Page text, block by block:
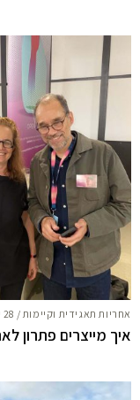
אחריות תאגידית וקיימות / 28 ינואר, 2023
איך מייצרים פתרון